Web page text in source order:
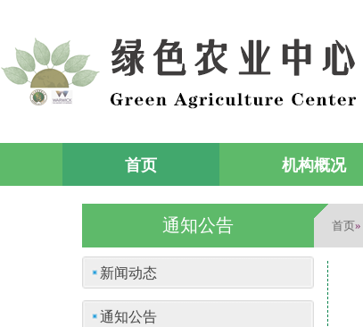
首页 机构概况
通知公告 首页»
新闻动态
通知公告